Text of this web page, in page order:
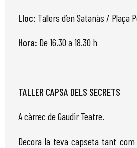
Lloc: Tallers d’en Satanàs / Plaça
Hora: De 16.30 a 18.30 h
TALLER CAPSA DELS SECRETS
Acàrrec deGaudir Teatre.
Decora la teva capseta tant